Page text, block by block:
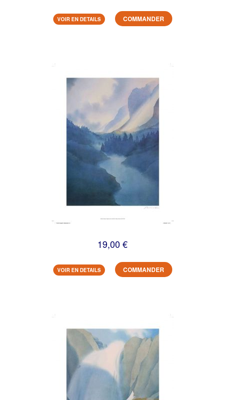
VOIR EN DETAILS COMMANDER
19,00 €
VOIR EN DETAILS COMMANDER